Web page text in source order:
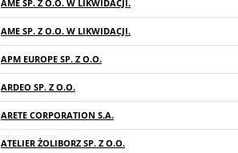
AME SP. Z O.O. W LIKWIDACJI.
AME SP. Z O.O. W LIKWIDACJI.
APM EUROPE SP. Z O.O.
ARDEO SP. Z O.O.
ARETE CORPORATION S.A.
ATELIER ŻOLIBORZ SP. Z O.O.